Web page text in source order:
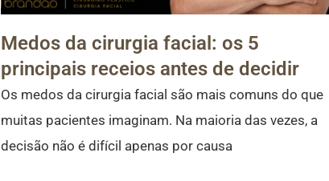
Medos da cirurgia facial: os 5
principais receios antes de decidir
Os medos da cirurgia facial são mais comuns do que
muitas pacientes imaginam. Na maioria das vezes, a
decisão não é difícil apenas por causa